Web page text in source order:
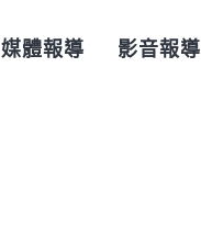
媒體報導 影音報導